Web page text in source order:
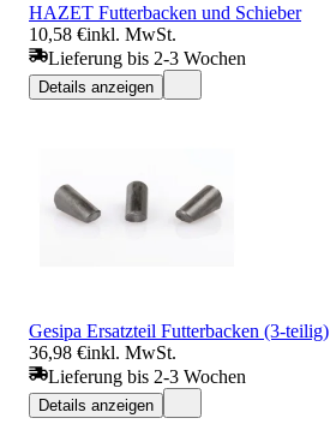
HAZET Futterbacken und Schieber
10,58 €inkl. MwSt.
Lieferung bis 2-3 Wochen
Details anzeigen
Gesipa Ersatzteil Futterbacken (3-teilig)
36,98 €inkl. MwSt.
Lieferung bis 2-3 Wochen
Details anzeigen